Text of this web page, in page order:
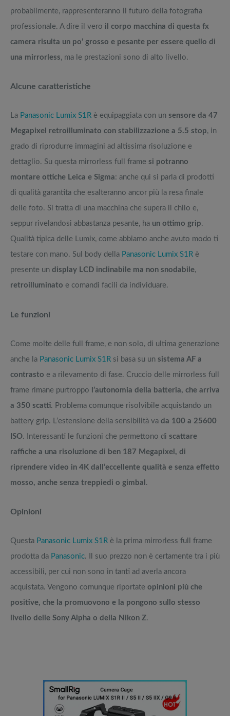
probabilmente, rappresenteranno il futuro della fotografia
professionale. A dire il vero il corpo macchina di questa fx
camera risulta un po’ grosso e pesante per essere quello di
una mirrorless, ma le prestazioni sono di alto livello.
Alcune caratteristiche
La Panasonic Lumix S1R è equipaggiata con un sensore da 47
Megapixel retroilluminato con stabilizzazione a 5.5 stop, in
grado di riprodurre immagini ad altissima risoluzione e
dettaglio. Su questa mirrorless full frame si potranno
montare ottiche Leica e Sigma: anche qui si parla di prodotti
di qualità garantita che esalteranno ancor più la resa finale
delle foto. Si tratta di una macchina che supera il chilo e,
seppur rivelandosi abbastanza pesante, ha un ottimo grip.
Qualità tipica delle Lumix, come abbiamo anche avuto modo ti
testare con mano. Sul body della Panasonic Lumix S1R è
presente un display LCD inclinabile ma non snodabile,
retroilluminato e comandi facili da individuare.
Le funzioni
Come molte delle full frame, e non solo, di ultima generazione
anche la Panasonic Lumix S1R si basa su un sistema AF a
contrasto e a rilevamento di fase. Cruccio delle mirrorless full
frame rimane purtroppo
l’autonomia della batteria, che arriva
a 350 scatti. Problema comunque risolvibile acquistando un
battery grip. L’estensione della sensibilità va da 100 a 25600
ISO. Interessanti le funzioni che permettono di scattare
raffiche a una risoluzione di ben 187 Megapixel, di
riprendere video in 4K dall’eccellente qualità e senza effetto
mosso, anche senza treppiedi o gimbal .
Opinioni
Questa Panasonic Lumix S1R è la prima mirrorless full frame
prodotta da Panasonic. Il suo prezzo non è certamente tra i più
accessibili, per cui non sono in tanti ad averla ancora
acquistata. Vengono comunque riportate opinioni più che
positive, che la promuovono e la pongono sullo stesso
livello delle Sony Alpha o della Nikon Z.